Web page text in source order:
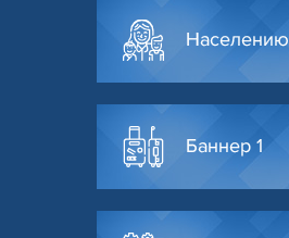
Населению
Баннер 1